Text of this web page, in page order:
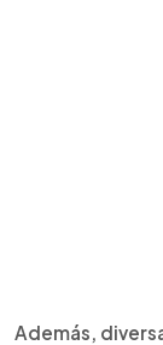
Además,